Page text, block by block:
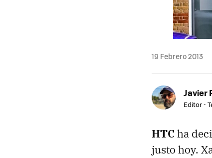
19 Febrero 2013
Javier
Editor -
HTC ha
justo hoy.